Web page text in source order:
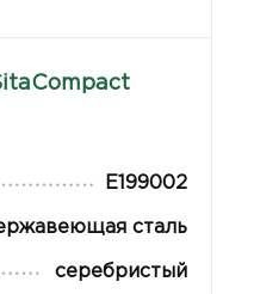
E199002
сталь
серебристый